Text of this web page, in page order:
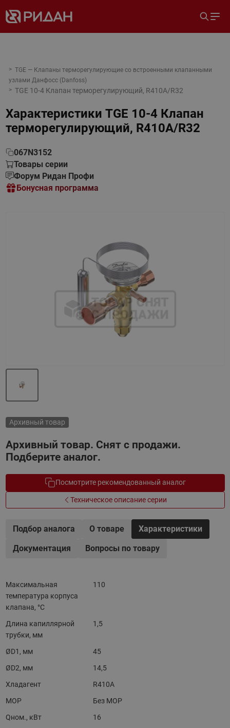
TGE — Клапаны терморегулирующие со встроенными клапанными
узлами Данфосс (Danfoss)
TGE 10-4 Клапан терморегулирующий, R410A/R32
Характеристики TGE 10-4 Клапан
терморегулирующий, R410A/R32
067N3152
Товары серии
Форум Ридан Профи
Бонусная программа
Архивный товар
Архивный товар. Снят с продажи.
Подберите аналог.
Посмотрите рекомендованный аналог
Техническое описание серии
Подбор аналога О товаре
Характеристики
Документация
Вопросы по товару
Максимальная
температура корпуса
клапана, °C
110
Длина капиллярной
трубки, мм
1,5
ØD1, мм
45
ØD2, мм
14,5
Хладагент
R410A
MOP
Без MOP
Qном., кВт
16